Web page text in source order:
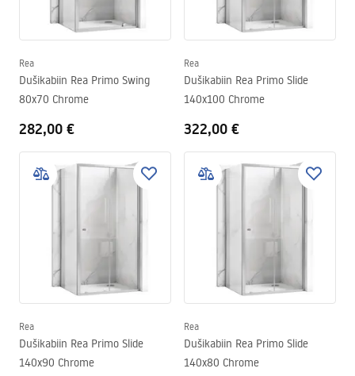
Rea
Dušikabiin Rea Primo Swing
80x70 Chrome
282,00 €
Rea
Dušikabiin Rea Primo Slide
140x100 Chrome
322,00 €
Rea
Dušikabiin Rea Primo Slide
140x90 Chrome
Rea
Dušikabiin Rea Primo Slide
140x80 Chrome